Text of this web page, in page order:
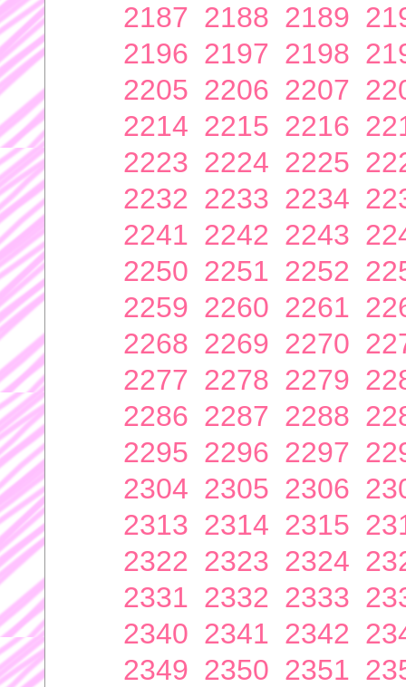
2187 2188 2189
2196 2197 2198
2205 2206 2207
2214 2215 2216
2223 2224 2225
2232 2233 2234
2241 2242 2243
2250 2251 2252
2259 2260 2261
2268 2269 2270
2277 2278 2279
2286 2287 2288
2295 2296 2297
2304 2305 2306
2313 2314 2315
2322 2323 2324
2331 2332 2333
2340 2341 2342
2349 2350 2351